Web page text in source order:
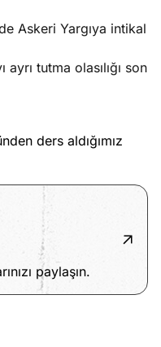
Askeri Yargıya intikal
tutma olasılığı son
ders aldığımız
paylaşın.